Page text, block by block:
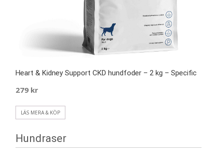
Heart & Kidney Support CKD hundfoder – 2 kg – Specific
279 kr
LÄS MERA & KÖP
Hundraser